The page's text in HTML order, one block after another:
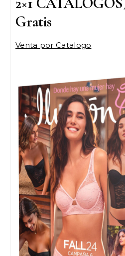
Gratis
Venta por Catalogo